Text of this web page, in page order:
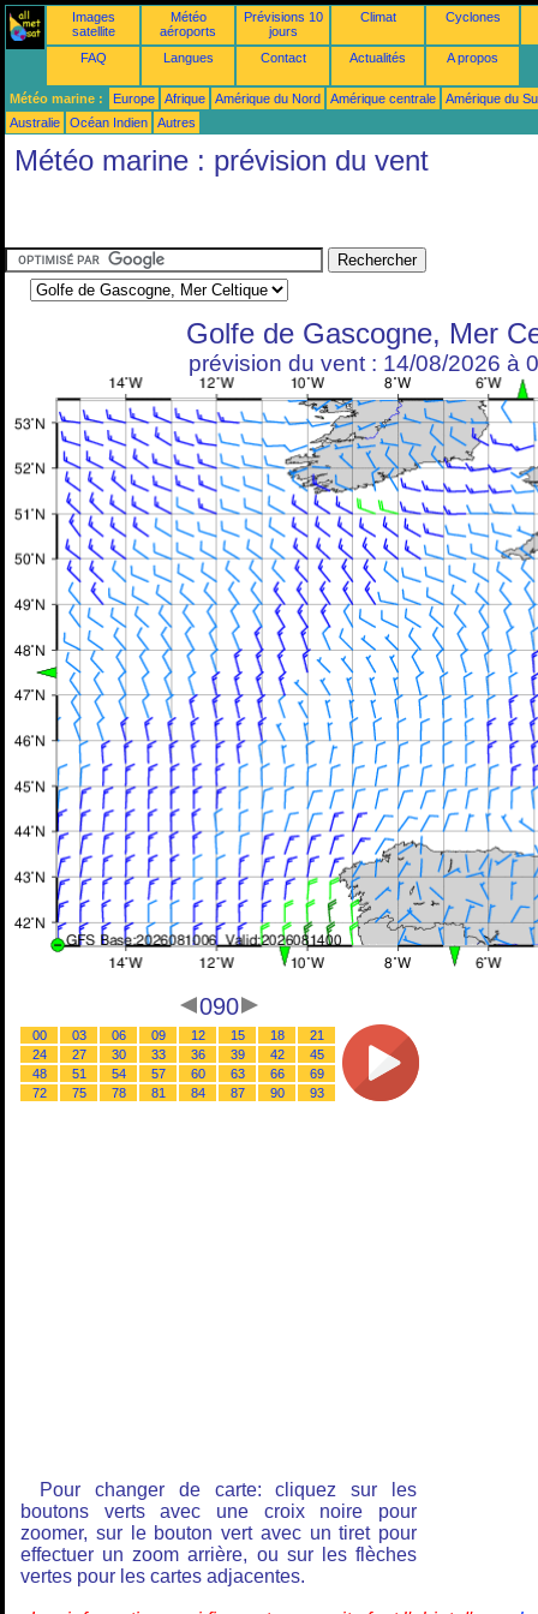
Images
satellite
Météo
aéroports
Prévisions 10
jours
Climat Cyclones
FAQ Langues Contact Actualités A propos
Météo marine : Europe Afrique Amérique du Nord Amérique centrale
Amérique du
Australie
Océan Indien Autres
Météo marine : prévision du vent
Golfe de Gascogne, Mer
prévision du vent : 14/08/2026 à
090
00 03 06 09 12 15 18
21
24
27 30 33 36 39 42
45
48
51 54 57 60 63 66
69
72
75 78 81 84 87 90 93
Pour changer de carte: cliquez sur les
boutons verts avec une croix noire pour
zoomer, sur le bouton vert avec un tiret pour
effectuer un zoom arrière, ou sur les flèches
vertes pour les cartes adjacentes.